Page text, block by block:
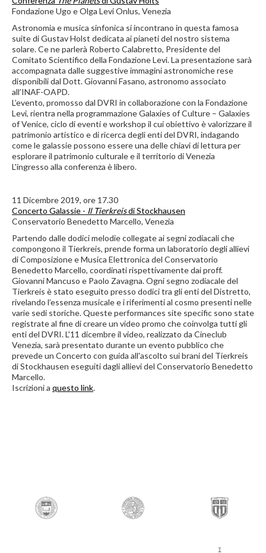
Fondazione Ugo e Olga Levi Onlus, Venezia
Astronomia e musica sinfonica si incontrano in questa famosa
suite di Gustav Holst dedicata ai pianeti del nostro sistema
solare. Ce ne parlerà Roberto Calabretto, Presidente del
Comitato Scientifico della Fondazione Levi. La presentazione sarà
accompagnata dalle suggestive immagini astronomiche rese
disponibili dal Dott. Giovanni Fasano, astronomo associato
all’INAF-OAPD.
L’evento, promosso dal DVRI in collaborazione con la Fondazione
Levi, rientra nella programmazione Galaxies of Culture – Galaxies
of Venice, ciclo di eventi e workshop il cui obiettivo è valorizzare il
patrimonio artistico e di ricerca degli enti del DVRI, indagando
come le galassie possono essere una delle chiavi di lettura per
esplorare il patrimonio culturale e il territorio di Venezia
L'ingresso alla conferenza è libero.
11 Dicembre 2019, ore 17.30
Concerto Galassie - Il Tierkreisdi Stockhausen
Conservatorio Benedetto Marcello, Venezia
Partendo dalle dodici melodie collegate ai segni zodiacali che
compongono il Tierkreis, prende forma un laboratorio degli allievi
di Composizione e Musica Elettronica del Conservatorio
Benedetto Marcello, coordinati rispettivamente dai proff.
Giovanni Mancuso e Paolo Zavagna. Ogni segno zodiacale del
Tierkreis è stato eseguito presso dodici tra gli enti del Distretto,
rivelando l’essenza musicale e i riferimenti al cosmo presenti nelle
varie sedi storiche. Queste performances site specific sono state
registrate al fine di creare un video promo che coinvolga tutti gli
enti del DVRI. L'11 dicembre il video, realizzato da Cineclub
Venezia, sarà presentato durante un evento pubblico che
prevede un Concerto con guida all'ascolto sui brani del Tierkreis
di Stockhausen eseguiti dagli allievi del Conservatorio Benedetto
Marcello.
Iscrizioni a questo link.